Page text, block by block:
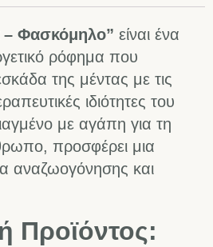
– Φασκόμηλο” είναι ένα
ρόφημα που
της μέντας με τις
ιδιότητες του
με αγάπη για τη
προσφέρει μια
αναζωογόνησης και
Προϊόντος: